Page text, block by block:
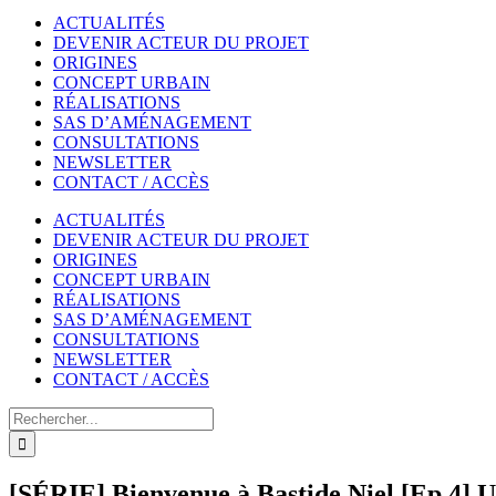
ACTUALITÉS
DEVENIR ACTEUR DU PROJET
ORIGINES
CONCEPT URBAIN
RÉALISATIONS
SAS D’AMÉNAGEMENT
CONSULTATIONS
NEWSLETTER
CONTACT / ACCÈS
ACTUALITÉS
DEVENIR ACTEUR DU PROJET
ORIGINES
CONCEPT URBAIN
RÉALISATIONS
SAS D’AMÉNAGEMENT
CONSULTATIONS
NEWSLETTER
CONTACT / ACCÈS
Rechercher